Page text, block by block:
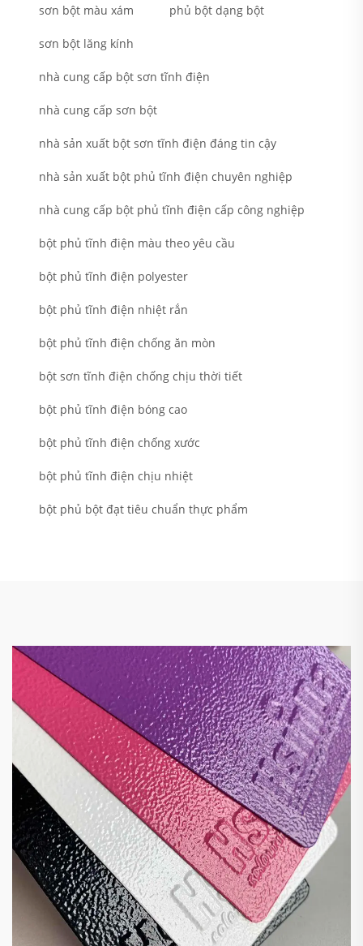
sơn bột màu xám phủ bột dạng bột
sơn bột lăng kính
nhà cung cấp bột sơn tĩnh điện
nhà cung cấp sơn bột
nhà sản xuất bột sơn tĩnh điện đáng tin cậy
nhà sản xuất bột phủ tĩnh điện chuyên nghiệp
nhà cung cấp bột phủ tĩnh điện cấp công nghiệp
bột phủ tĩnh điện màu theo yêu cầu
bột phủ tĩnh điện polyester
bột phủ tĩnh điện nhiệt rắn
bột phủ tĩnh điện chống ăn mòn
bột sơn tĩnh điện chống chịu thời tiết
bột phủ tĩnh điện bóng cao
bột phủ tĩnh điện chống xước
bột phủ tĩnh điện chịu nhiệt
bột phủ bột đạt tiêu chuẩn thực phẩm